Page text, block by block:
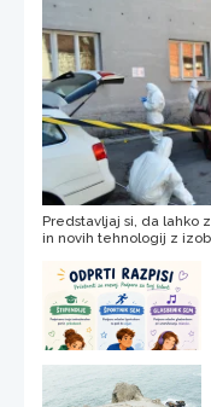
Predstavljaj si, da lahko
in novih tehnologij z